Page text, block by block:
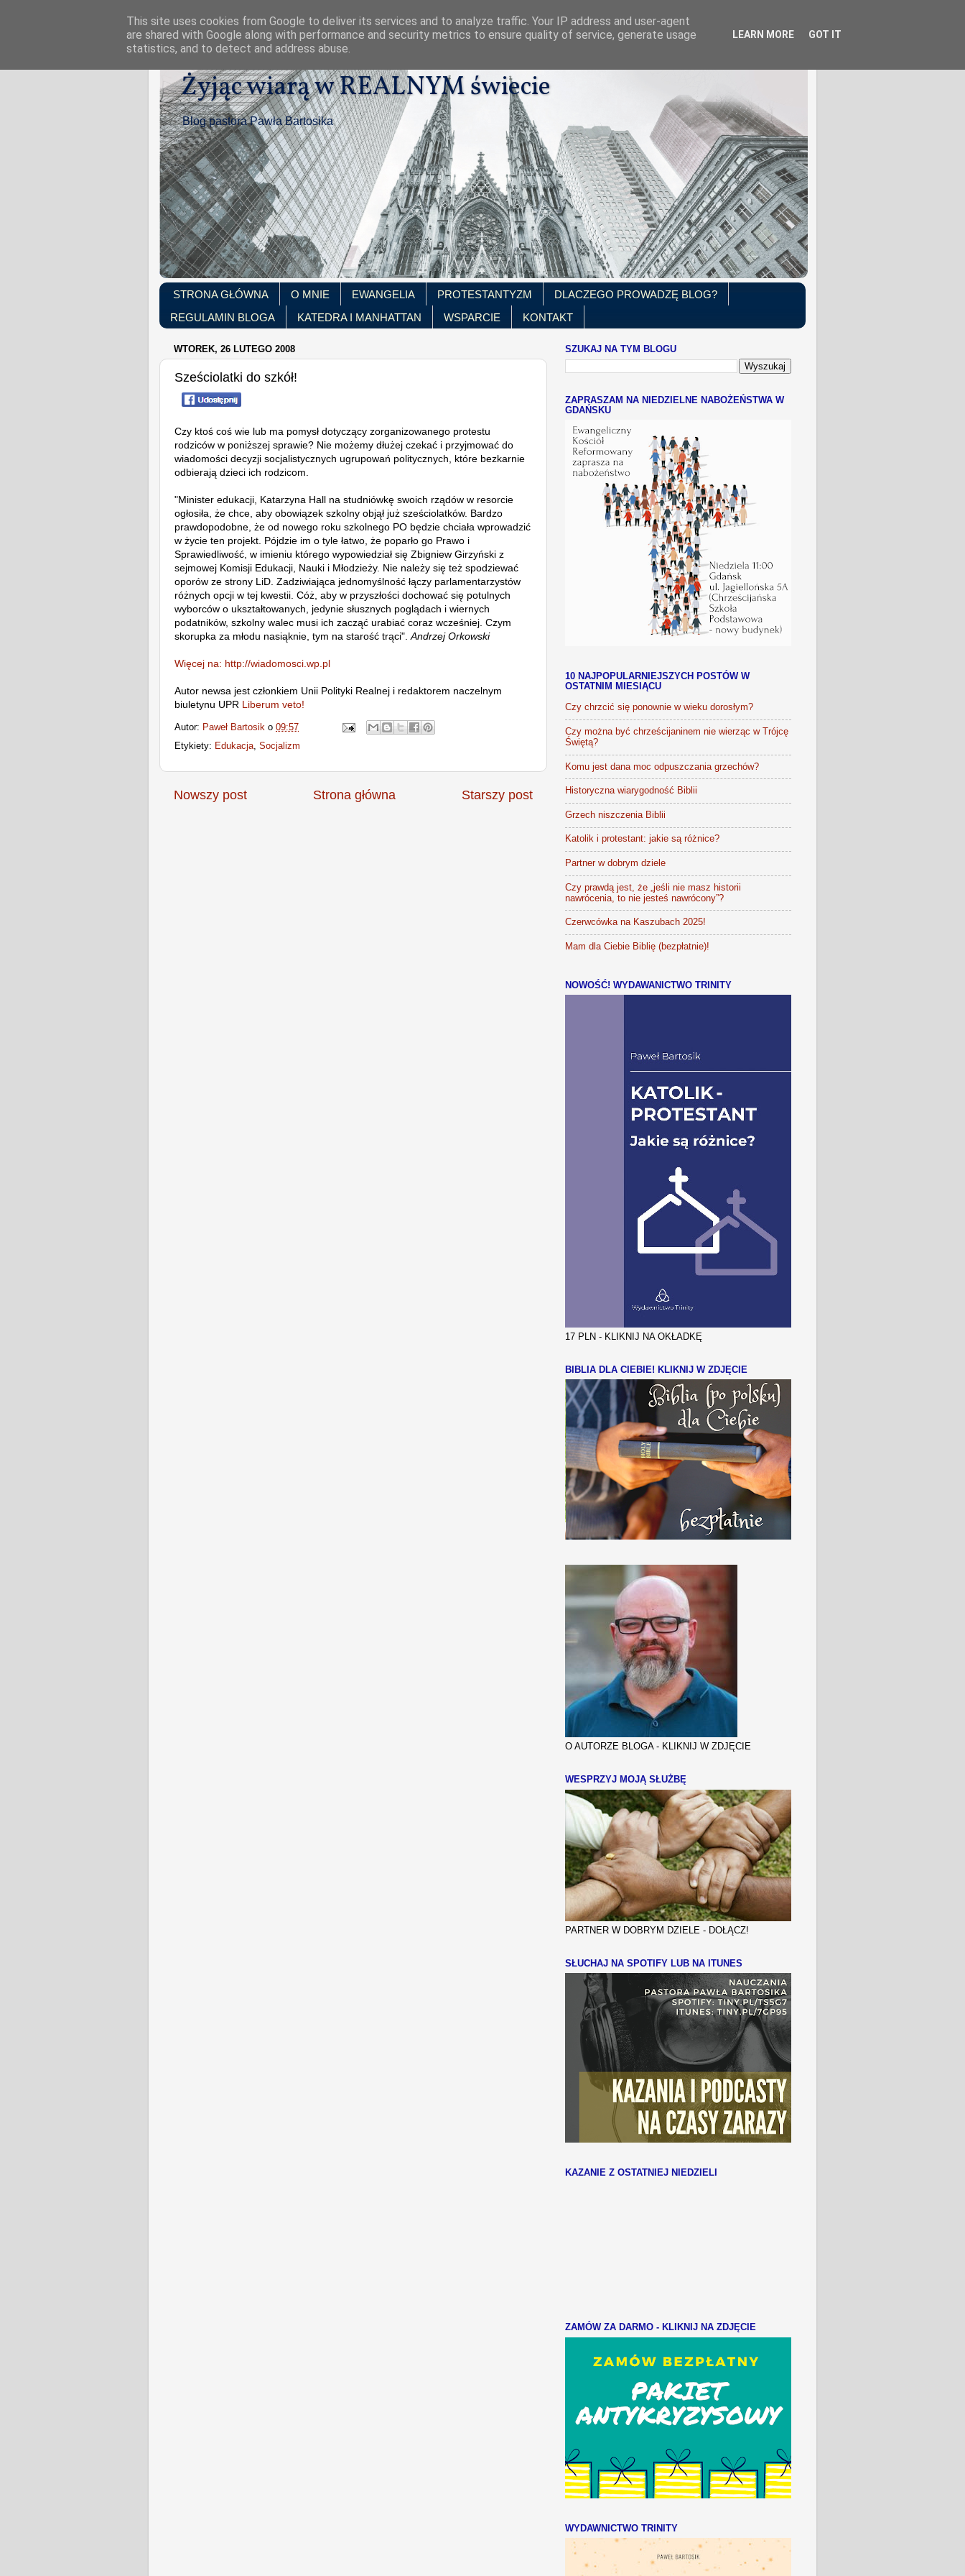
Żyjąc wiarą w REALNYM świecie
Blog pastora Pawła Bartosika
STRONA GŁÓWNA O MNIE EWANGELIA PROTESTANTYZM
DLACZEGO PROWADZĘ BLOG?
REGULAMIN BLOGA
KATEDRA I MANHATTAN WSPARCIE KONTAKT
WTOREK, 26 LUTEGO 2008
Sześciolatki do szkół!
Czy ktoś coś wie lub ma pomysł dotyczący zorganizowanego protestu
rodziców w poniższej sprawie? Nie możemy dłużej czekać i przyjmować do
wiadomości decyzji socjalistycznych ugrupowań politycznych, które bezkarnie
odbierają dzieci ich rodzicom.
"Minister edukacji, Katarzyna Hall na studniówkę swoich rządów w resorcie
ogłosiła, że chce, aby obowiązek szkolny objął już sześciolatków. Bardzo
prawdopodobne, że od nowego roku szkolnego PO będzie chciała wprowadzić
w życie ten projekt. Pójdzie im o tyle łatwo, że poparło go Prawo i
Sprawiedliwość, w imieniu którego wypowiedział się Zbigniew Girzyński z
sejmowej Komisji Edukacji, Nauki i Młodzieży. Nie należy się też spodziewać
oporów ze strony LiD. Zadziwiająca jednomyślność łączy parlamentarzystów
różnych opcji w tej kwestii. Cóż, aby w przyszłości dochować się potulnych
wyborców o ukształtowanych, jedynie słusznych poglądach i wiernych
podatników, szkolny walec musi ich zacząć urabiać coraz wcześniej. Czym
skorupka za młodu nasiąknie, tym na starość trąci". Andrzej Orkowski
Więcej na: http://wiadomosci.wp.pl
Autor newsa jest członkiem Unii Polityki Realnej i redaktorem naczelnym
biuletynu UPR Liberum veto!
Autor: Paweł Bartosik o 09:57
Etykiety: Edukacja, Socjalizm
Nowszy post Starszy post
Strona główna
SZUKAJ NA TYM BLOGU
ZAPRASZAM NA NIEDZIELNE NABOŻEŃSTWA W
GDAŃSKU
10 NAJPOPULARNIEJSZYCH POSTÓW W
OSTATNIM MIESIĄCU
Czy chrzcić się ponownie w wieku dorosłym?
Czy można być chrześcijaninem nie wierząc w Trójcę
Świętą?
Komu jest dana moc odpuszczania grzechów?
Historyczna wiarygodność Biblii
Grzech niszczenia Biblii
Katolik i protestant: jakie są różnice?
Partner w dobrym dziele
Czy prawdą jest, że „jeśli nie masz historii
nawrócenia, to nie jesteś nawrócony”?
Czerwcówka na Kaszubach 2025!
Mam dla Ciebie Biblię (bezpłatnie)!
NOWOŚĆ! WYDAWANICTWO TRINITY
17 PLN - KLIKNIJ NA OKŁADKĘ
BIBLIA DLA CIEBIE! KLIKNIJ W ZDJĘCIE
O AUTORZE BLOGA - KLIKNIJ W ZDJĘCIE
WESPRZYJ MOJĄ SŁUŻBĘ
PARTNER W DOBRYM DZIELE - DOŁĄCZ!
SŁUCHAJ NA SPOTIFY LUB NA ITUNES
KAZANIE Z OSTATNIEJ NIEDZIELI
ZAMÓW ZA DARMO - KLIKNIJ NA ZDJĘCIE
WYDAWNICTWO TRINITY
This site uses cookies from Google to deliver its services and to analyze traffic. Your IP address and user-agent
are shared with Google along with performance and security metrics to ensure quality of service, generate usage
statistics, and to detect and address abuse.
LEARN MORE GOT IT